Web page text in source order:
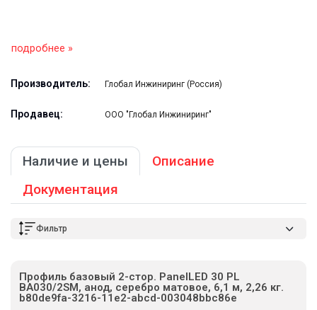
подробнее »
Производитель: Глобал Инжиниринг (Россия)
Продавец: ООО "Глобал Инжиниринг"
Наличие и цены
Описание
Документация
Фильтр
Профиль базовый 2-стор. PanelLED 30 PL
BA030/2SM, анод, серебро матовое, 6,1 м, 2,26 кг.
b80de9fa-3216-11e2-abcd-003048bbc86e